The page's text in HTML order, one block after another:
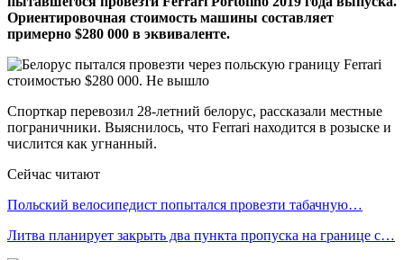
Ориентировочная стоимость машины составляет
примерно $280 000 в эквиваленте.
Спорткар перевозил 28-летний белорус, рассказали местные
пограничники. Выяснилось, что Ferrari находится в розыске и
числится как угнанный.
Сейчас читают
Польский велосипедист попытался провезти табачную…
Литва планирует закрыть два пункта пропуска на границе с…